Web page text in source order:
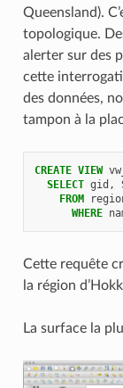
Queensland).
topologique.
alerter sur des
cette
des données,
tampon à la
CREATE VIEW
SELECT gid ,
FROM
WHERE
Cette requête
la région
La surface la